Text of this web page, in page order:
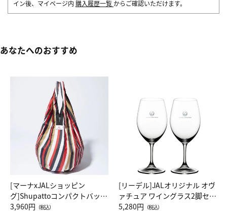
イン後、マイページ内 購入履歴一覧 からご確認いただけます。
あなたへのおすすめ
[マーナxJALショッピン
グ]Shupattoコンパクトバッグ
Drop JAL客室乗務員（LC）ス
3,960円 （税込）
[リーデル]JALオリジナル オヴ
ァチュア ワイングラス2脚セッ
ト（レッドワイン）
5,280円 （税込）